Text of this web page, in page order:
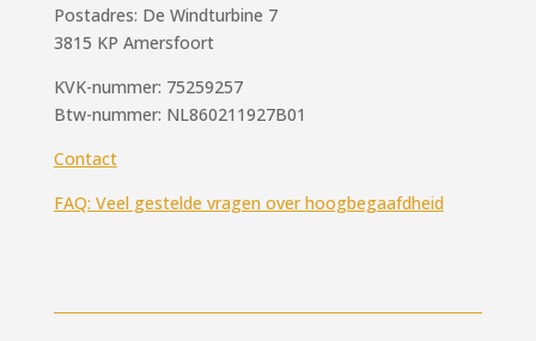
Postadres: De Windturbine 7
3815 KP Amersfoort
KVK-nummer: 75259257
Btw-nummer: NL860211927B01
Contact
FAQ: Veel gestelde vragen over hoogbegaafdheid